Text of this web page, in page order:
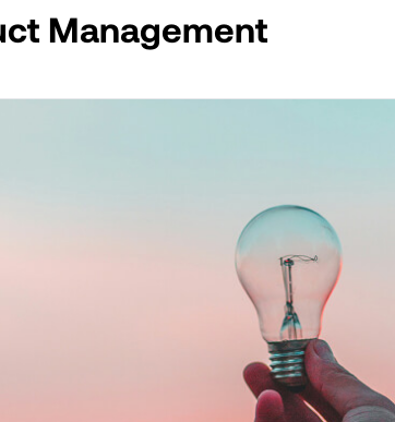
Management